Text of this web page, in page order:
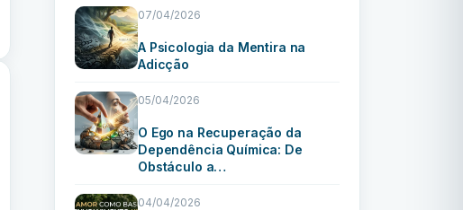
07/04/2026
A Psicologia da Mentira na
Adicção
05/04/2026
O Ego na Recuperação da
Dependência Química: De
Obstáculo a…
04/04/2026